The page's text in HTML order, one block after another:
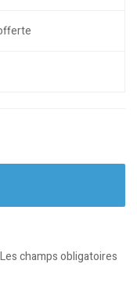
Les champs obligatoires